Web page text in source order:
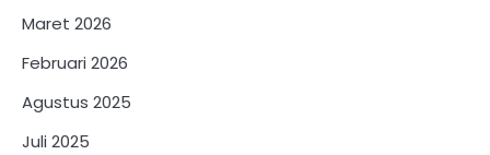
Maret 2026
Februari 2026
Agustus 2025
Juli 2025